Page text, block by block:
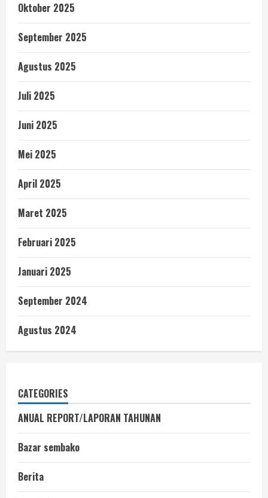
Oktober 2025
September 2025
Agustus 2025
Juli 2025
Juni 2025
Mei 2025
April 2025
Maret 2025
Februari 2025
Januari 2025
September 2024
Agustus 2024
CATEGORIES
ANUAL REPORT/LAPORAN TAHUNAN
Bazar sembako
Berita